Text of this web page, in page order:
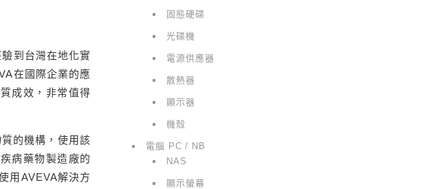
到台灣在地化實
在國際企業的應
成效，非常值得
的機構，使用該
病藥物製造廠的
用AVEVA解決方
固態硬碟
光碟機
電源供應器
散熱器
顯示器
機殼
電腦 PC / NB
NAS
顯示螢幕